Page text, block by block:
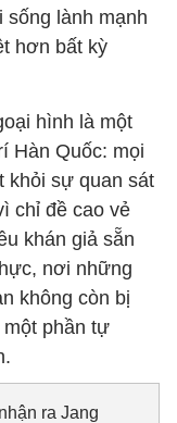
sống lành mạnh
hơn bất kỳ
hình là một
Hàn Quốc: mọi
khỏi sự quan sát
chỉ đề cao vẻ
khán giả sẵn
nơi những
không còn bị
phần tự
ra Jang